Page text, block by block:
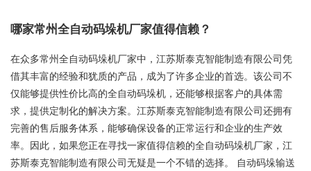
哪家常州全自动码垛机厂家值得信赖？
在众多常州全自动码垛机厂家中，江苏斯泰克智能制造有限公司凭
借其丰富的经验和犹质的产品，成为了许多企业的首选。该公司不
仅能够提供性价比高的全自动码垛机，还能够根据客户的具体需
求，提供定制化的解决方案。江苏斯泰克智能制造有限公司还拥有
完善的售后服务体系，能够确保设备的正常运行和企业的生产效
率。因此，如果您正在寻找一家值得信赖的全自动码垛机厂家，江
苏斯泰克智能制造有限公司无疑是一个不错的选择。 自动码垛输送